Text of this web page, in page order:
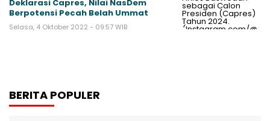
Deklarasi Capres, Nilai NasDem
Berpotensi Pecah Belah Ummat
Selasa, 4 Oktober 2022 - 09:57 WIB
BERITA POPULER